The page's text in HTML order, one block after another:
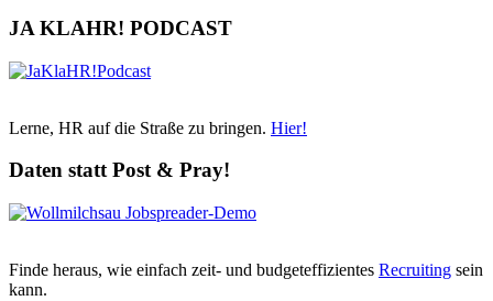
JA KLAHR! PODCAST
Lerne, HR auf die Straße zu bringen. Hier!
Daten statt Post & Pray!
Finde heraus, wie einfach zeit- und budgeteffizientes Recruiting sein
kann.